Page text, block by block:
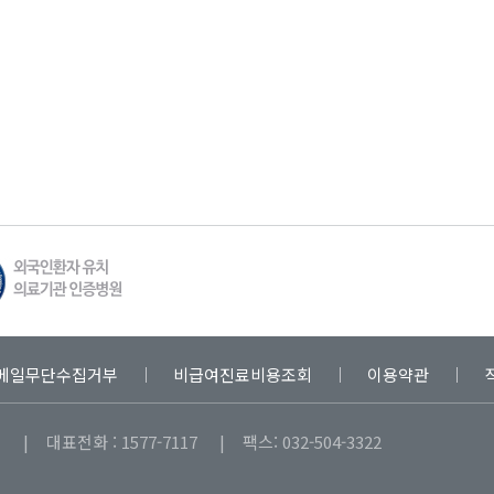
일무단수집거부 비급여진료비용조회 이용약관
원) | 대표전화 : 1577-7117 | 팩스: 032-504-3322